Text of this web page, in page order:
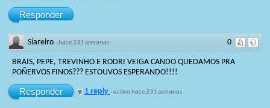
Responder
0
Siareiro ·hace 231 semanas
BRAIS, PEPE, TREVINHO E RODRI VEIGA CANDO QUEDAMOS PRA
POÑERVOS FINOS??? ESTOUVOS ESPERANDO!!!!
Responder 1 reply ·activo hace 231 semanas